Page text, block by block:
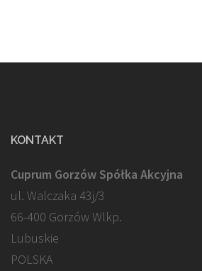
KONTAKT
Cuprum Gorzów Spółka Akcyjna
ul. Walczaka 43j/3
66-400 Gorzów Wlkp.
Lubuskie
POLSKA